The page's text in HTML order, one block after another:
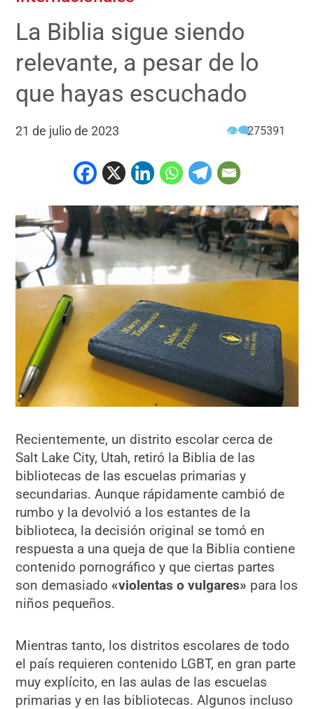
La Biblia sigue siendo
relevante, a pesar de lo
que hayas escuchado
21 de julio de 2023 👁‍🗨275391
Recientemente, un distrito escolar cerca de
Salt Lake City, Utah, retiró la Biblia de las
bibliotecas de las escuelas primarias y
secundarias. Aunque rápidamente cambió de
rumbo y la devolvió a los estantes de la
biblioteca, la decisión original se tomó en
respuesta a una queja de que la Biblia contiene
contenido pornográfico y que ciertas partes
son demasiado «violentas o vulgares» para los
niños pequeños.
Mientras tanto, los distritos escolares de todo
el país requieren contenido LGBT, en gran parte
muy explícito, en las aulas de las escuelas
primarias y en las bibliotecas. Algunos incluso